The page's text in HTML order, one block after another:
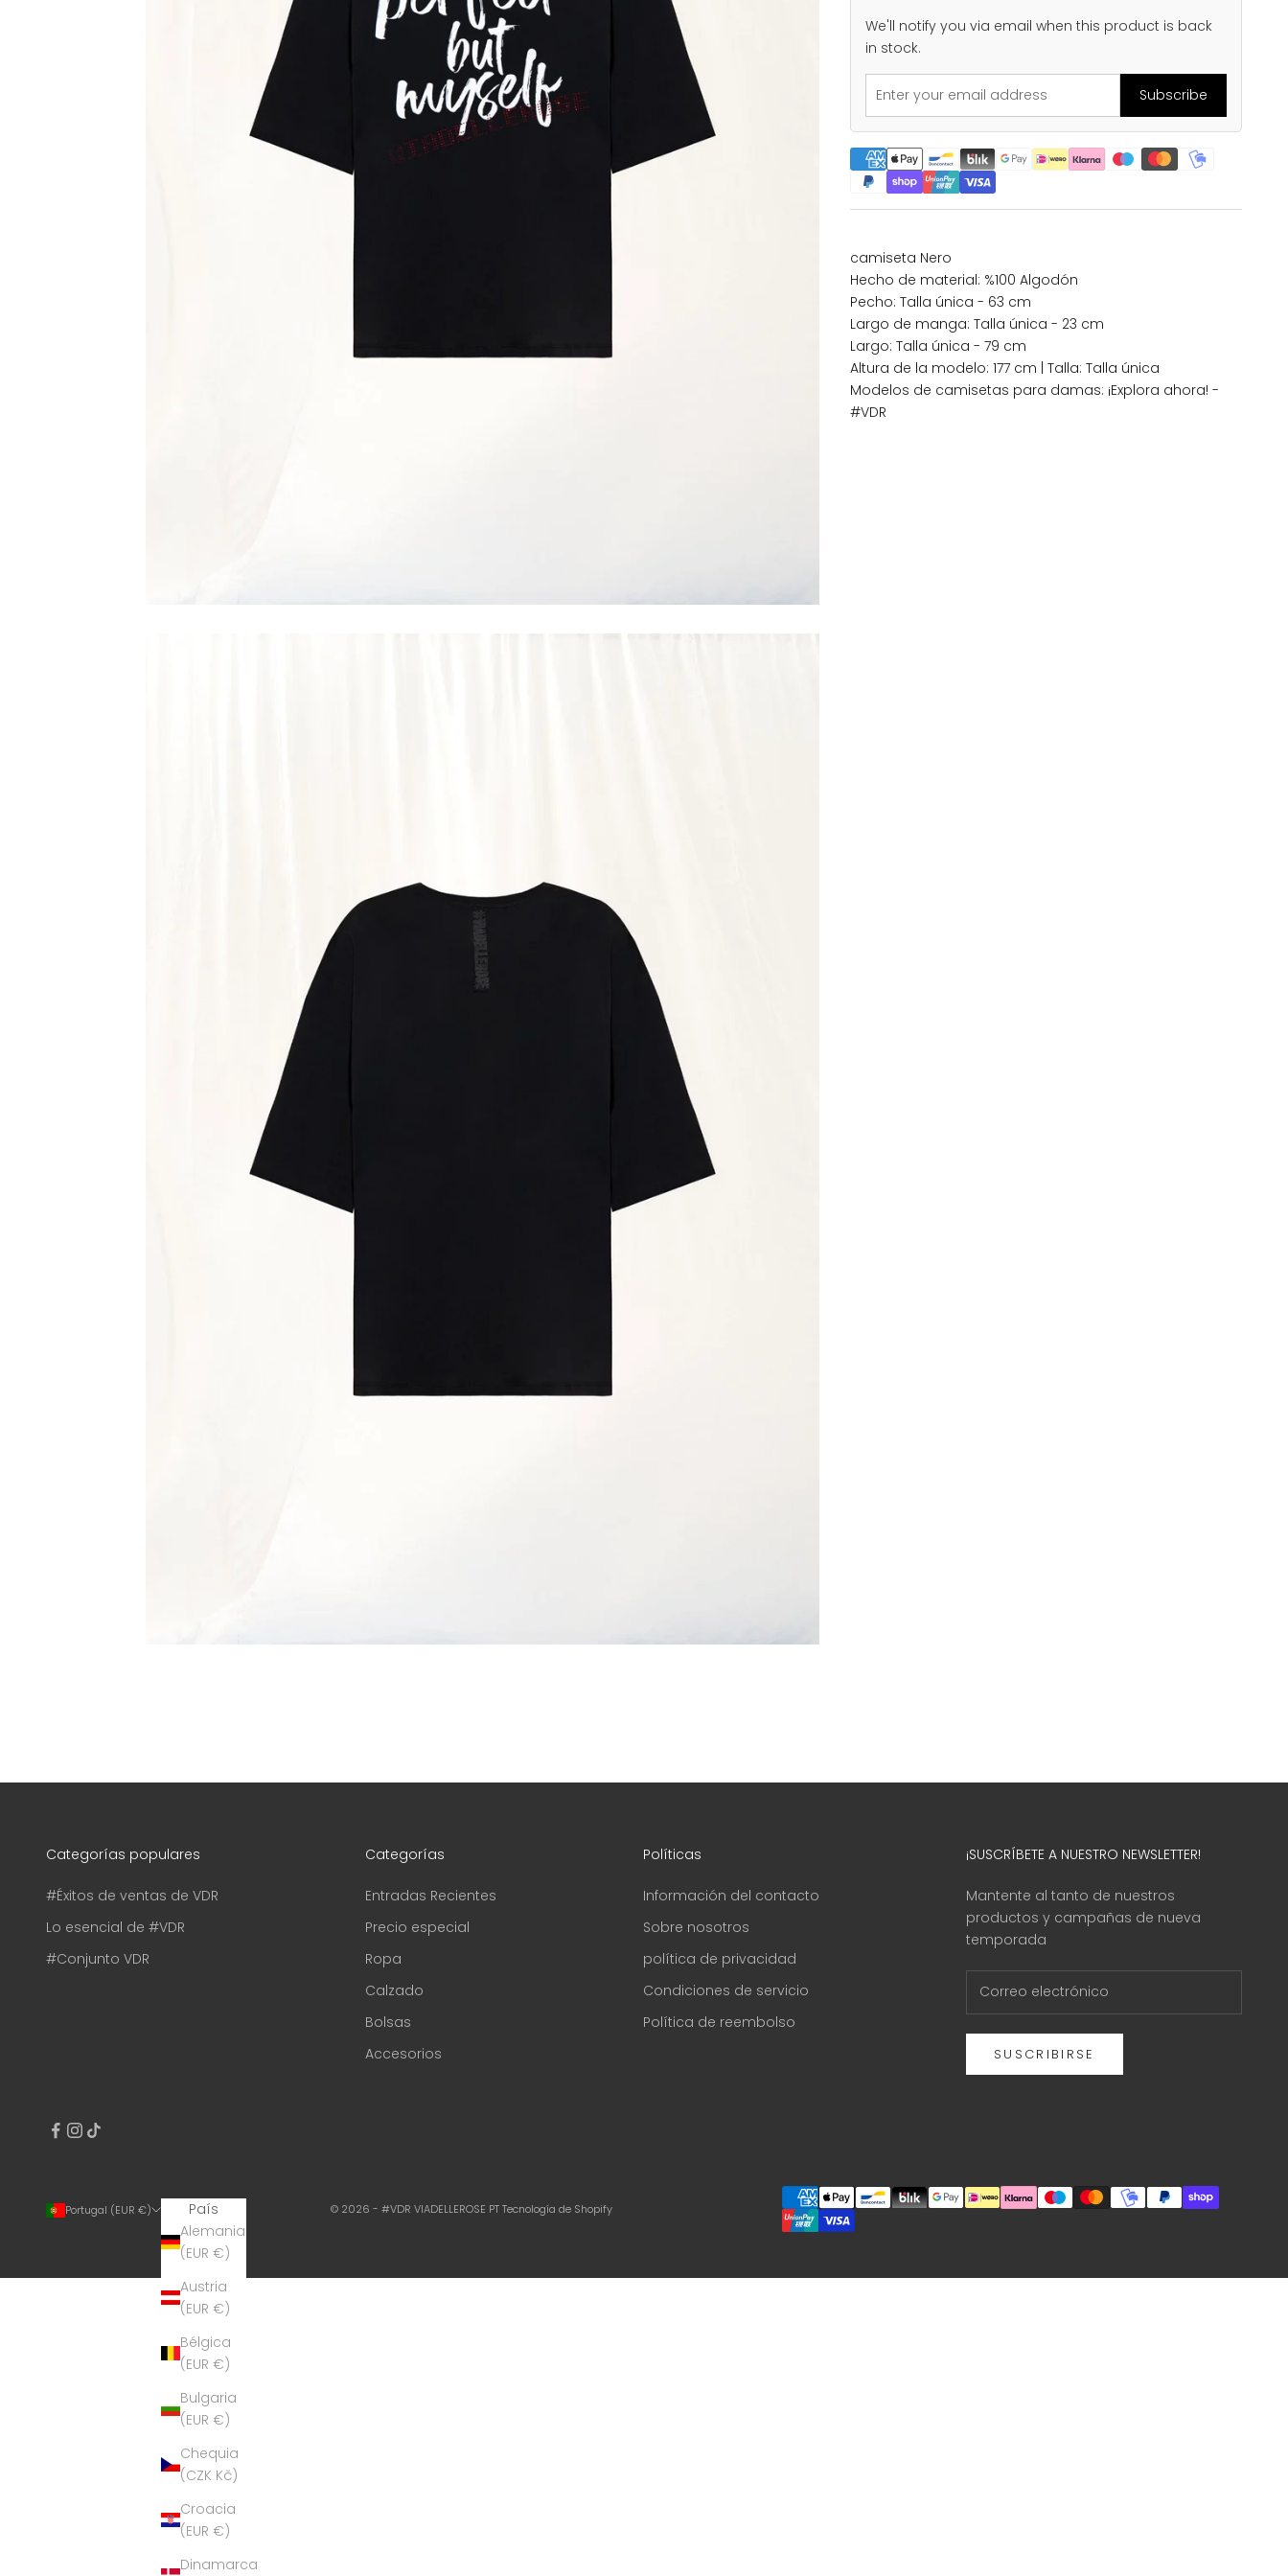
We'll notify you via email when this product is back
in stock.
Subscribe
camiseta Nero
Hecho de material: %100 Algodón
Pecho: Talla única - 63 cm
Largo de manga: Talla única - 23 cm
Largo: Talla única - 79 cm
Altura de la modelo: 177 cm | Talla: Talla única
Modelos de camisetas para damas: ¡Explora ahora! -
#VDR
Categorías populares
#Éxitos de ventas de VDR
Lo esencial de #VDR
#Conjunto VDR
Categorías
Entradas Recientes
Precio especial
Ropa
Calzado
Bolsas
Accesorios
Políticas
Información del contacto
Sobre nosotros
política de privacidad
Condiciones de servicio
Política de reembolso
¡SUSCRÍBETE A NUESTRO NEWSLETTER!
Mantente al tanto de nuestros
productos y campañas de nueva
temporada
SUSCRIBIRSE
Portugal (EUR €)
País
Alemania
(EUR €)
Austria
(EUR €)
Bélgica
(EUR €)
Bulgaria
(EUR €)
Chequia
(CZK Kč)
Croacia
(EUR €)
Dinamarca
© 2026 - #VDR VIADELLEROSE PTTecnología de Shopify